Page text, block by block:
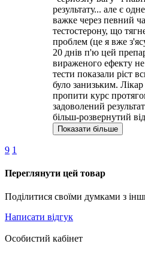
результату... але є
важке через певний
тестостерону, що
проблем (це я вже
20 днів п'ю цей
вираженого ефекту
тести показали ріст
було занизьким.
пропити курс
задоволений
більш-розвернутий
Показати більше
9 1
Переглянути цей товар
Поділитися своїми думками з
Написати відгук
Особистий кабінет